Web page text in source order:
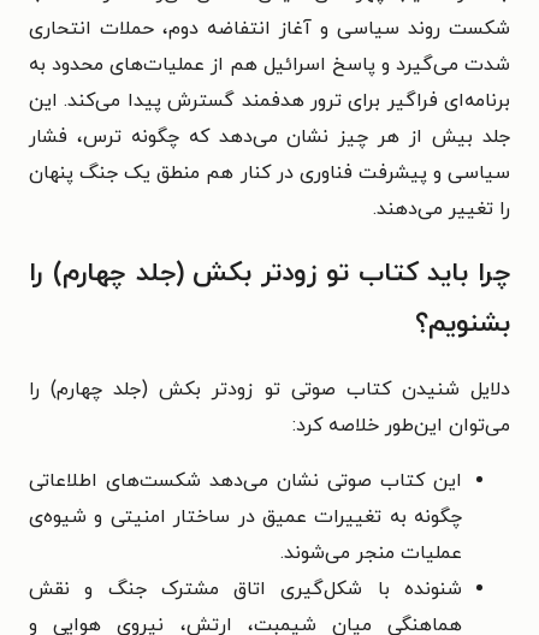
شکست روند سیاسی و آغاز انتفاضه دوم، حملات انتحاری
شدت می‌گیرد و پاسخ اسرائیل هم از عملیات‌های محدود به
برنامه‌ای فراگیر برای ترور هدفمند گسترش پیدا می‌کند. این
جلد بیش از هر چیز نشان می‌دهد که چگونه ترس، فشار
سیاسی و پیشرفت فناوری در کنار هم منطق یک جنگ پنهان
را تغییر می‌دهند.
چرا باید کتاب تو زودتر بکش (جلد چهارم) را
بشنویم؟
دلایل شنیدن کتاب صوتی تو زودتر بکش (جلد چهارم) را
می‌توان این‌طور خلاصه کرد:
این کتاب صوتی نشان می‌دهد شکست‌های اطلاعاتی
چگونه به تغییرات عمیق در ساختار امنیتی و شیوه‌ی
عملیات منجر می‌شوند.
شنونده با شکل‌گیری اتاق مشترک جنگ و نقش
هماهنگی میان شیمبت، ارتش، نیروی هوایی و